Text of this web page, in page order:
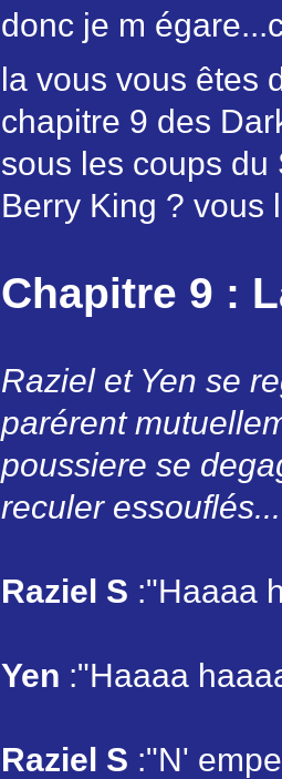
donc je m
la vous vous êtes
chapitre 9 des
sous les coups
Berry King ? vous
Chapitre 9 :
Raziel et Yen se
parérent
poussiere se
reculer
Raziel S :"Haaaa
Yen :"Haaaa
Raziel S :"N'